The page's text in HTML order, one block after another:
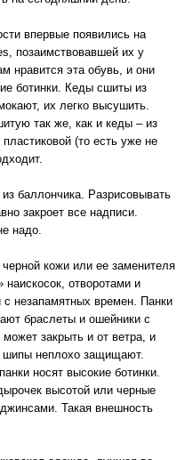
впервые появились на
позаимствовавшей их у
нравится эта обувь, и они
ботинки. Кеды сшиты из
их легко высушить.
так же, как и кеды – из
(то есть уже не
баллончика. Разрисовывать
закроет все надписи.
надо.
кожи или ее заменителя
отворотами и
незапамятных времен. Панки
браслеты и ошейники с
закрыть и от ветра, и
неплохо защищают.
носят высокие ботинки.
высотой или черные
Такая внешность